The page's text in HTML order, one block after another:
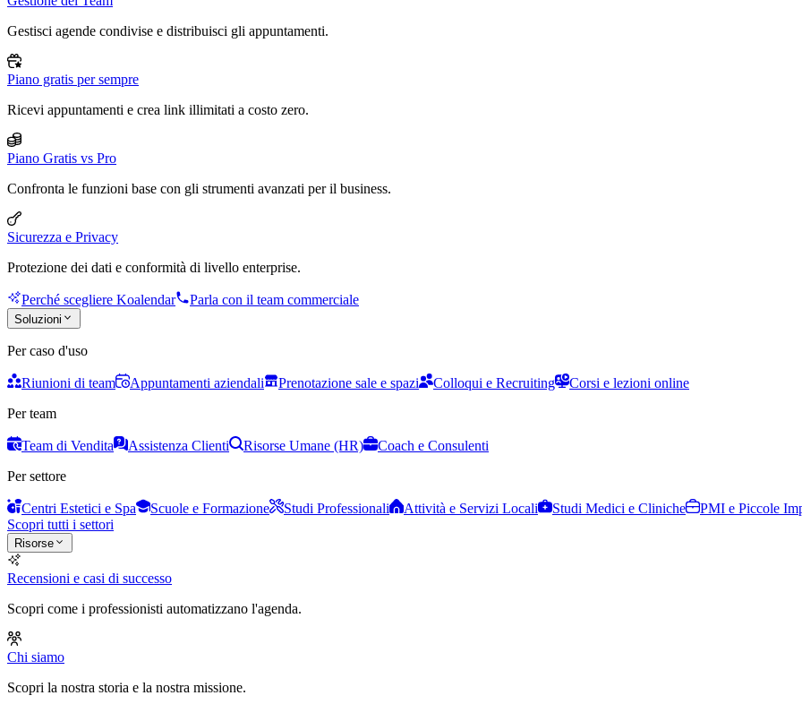
Gestisci agende condivise e distribuisci gli appuntamenti.
Piano gratis per sempre
Ricevi appuntamenti e crea link illimitati a costo zero.
Piano Gratis vs Pro
Confronta le funzioni base con gli strumenti avanzati per il business.
Sicurezza e Privacy
Protezione dei dati e conformità di livello enterprise.
Perché scegliere Koalendar Parla con il team commerciale
Soluzioni
Per caso d'uso
Riunioni di team Appuntamenti aziendali Prenotazione sale e spazi Colloqui e Recruiting
Corsi e lezioni online
Per team
Team di Vendita Assistenza Clienti Risorse Umane (HR)
Coach e Consulenti
Per settore
Centri Estetici e Spa Scuole e Formazione Studi Professionali Attività e Servizi Locali Studi Medici e Cliniche
PMI e Piccole
Scopri tutti i settori
Risorse
Recensioni e casi di successo
Scopri come i professionisti automatizzano l'agenda.
Chi siamo
Scopri la nostra storia e la nostra missione.